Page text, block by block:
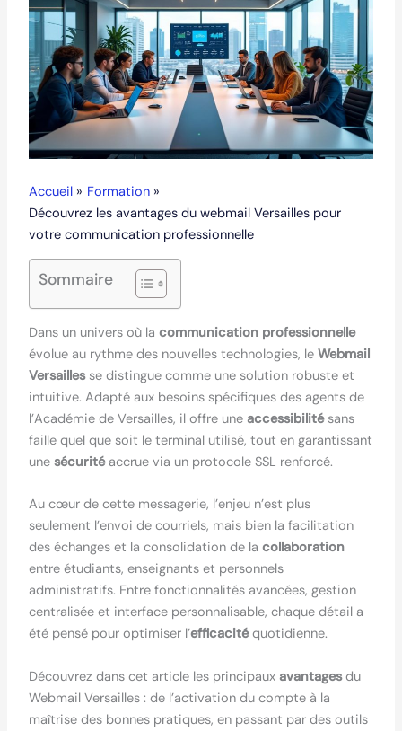
Accueil
Formation
Découvrez les avantages du webmail Versailles pour
votre communication professionnelle
Sommaire
Dans un univers où la communication professionnelle
évolue au rythme des nouvelles technologies, le Webmail
Versaillesse distingue comme une solution robuste et
intuitive. Adapté aux besoins spécifiques des agents de
l’Académie de Versailles, il offre une accessibilitésans
faille quel que soit le terminal utilisé, tout en garantissant
une sécuritéaccrue via un protocole SSL renforcé.
Au cœur de cette messagerie, l’enjeu n’est plus
seulement l’envoi de courriels, mais bien la facilitation
des échanges et la consolidation de la collaboration
entre étudiants, enseignants et personnels
administratifs. Entre fonctionnalités avancées, gestion
centralisée et interface personnalisable, chaque détail a
été pensé pour optimiser l’efficacitéquotidienne.
Découvrez dans cet article les principaux avantagesdu
Webmail Versailles : de l’activation du compte à la
maîtrise des bonnes pratiques, en passant par des outils